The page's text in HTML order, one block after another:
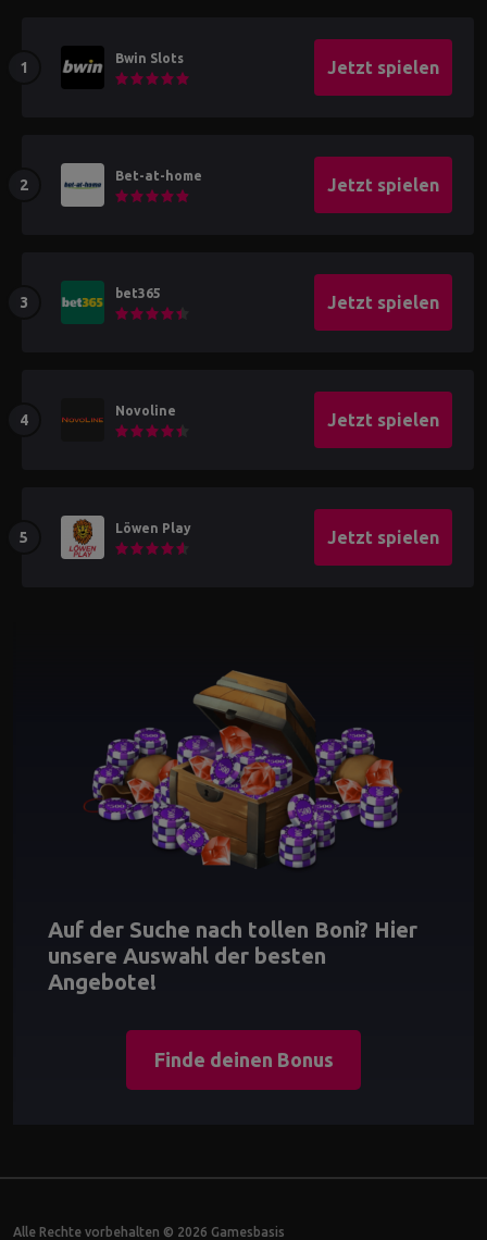
Bwin Slots Jetzt spielen
Bet-at-home Jetzt spielen
bet365 Jetzt spielen
Novoline Jetzt spielen
Löwen Play Jetzt spielen
Auf der Suche nach tollen Boni? Hier
unsere Auswahl der besten
Angebote!
Finde deinen Bonus
Alle Rechte vorbehalten © 2026 Gamesbasis